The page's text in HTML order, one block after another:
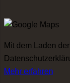
Mit dem Laden
Mehr erfahren